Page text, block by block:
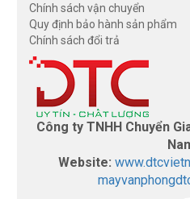
Chính sách vận chuyển
Quy định bảo hành sản phẩm
Chính sách đổi trả
Công ty TNHH Chuyển
Website: